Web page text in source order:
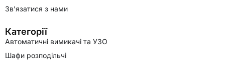
Зв’язатися з нами
Категорії
Автоматичні вимикачі та УЗО
Шафи розподільчі